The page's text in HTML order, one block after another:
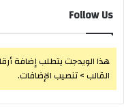
Follow Us
هذا الويدجت يتطلب إضافة
القالب > تنصيب الإضافات.